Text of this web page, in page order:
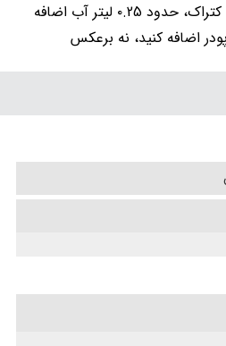
اختلاط: به ازای هر کیلو کتراک، حدود ۰.25 لیتر آب اضافه
اضافه کنید، نه برعکس